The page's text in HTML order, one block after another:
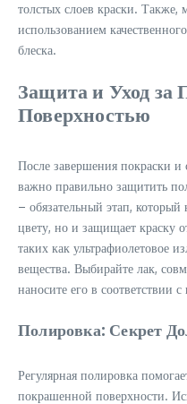
толстых слоев краски. Также,
использованием
блеска.
Защита и Уход за
Поверхностью
После завершения покраски и
важно правильно защитить
– обязательный этап, который
цвету, но и защищает краску
таких как ультрафиолетовое
вещества. Выбирайте лак,
наносите его в соответствии
Полировка: Секрет
Регулярная полировка
покрашенной поверхности.